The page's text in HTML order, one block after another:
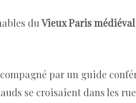
duVieux Paris médiéval
par un guide
se croisaient dans les